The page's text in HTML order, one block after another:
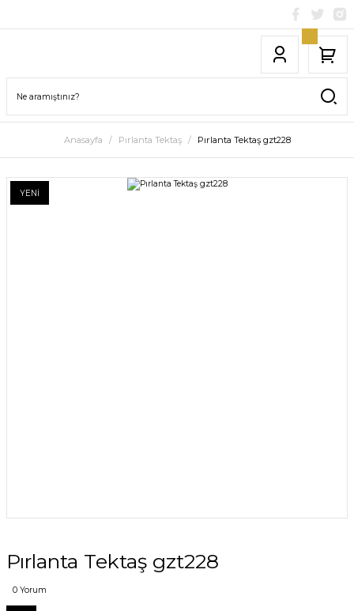
Anasayfa Pırlanta Tektaş Pırlanta Tektaş gzt228
YENİ
Pırlanta Tektaş gzt228
0 Yorum